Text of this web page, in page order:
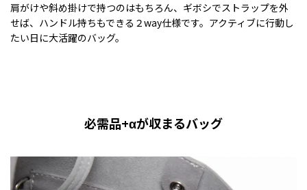
肩がけや斜め掛けで持つのはもちろん、ギボシでストラップを外
せば、ハンドル持ちもできる２way仕様です。アクティブに行動し
たい日に大活躍のバッグ。
必需品+αが収まるバッグ